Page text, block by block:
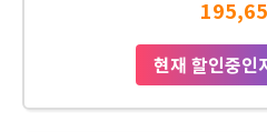
현재 할인중인